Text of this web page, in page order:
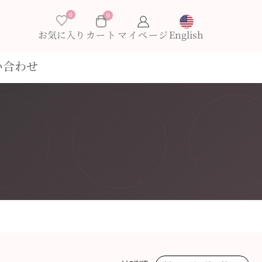
0
お気に入り
0
English
わせ